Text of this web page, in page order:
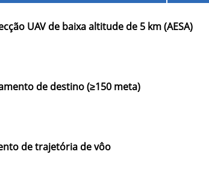
UAV de baixa altitude de 5 km (AESA)
de destino (≥150 meta)
de trajetória de vôo